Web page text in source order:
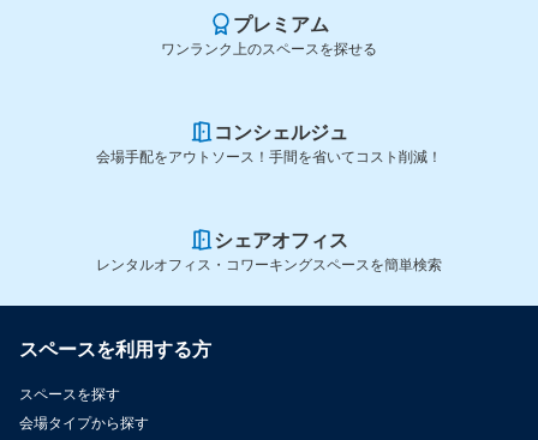
プレミアム
ワンランク上のスペースを探せる
コンシェルジュ
会場手配をアウトソース！手間を省いてコスト削減！
シェアオフィス
レンタルオフィス・コワーキングスペースを簡単検索
スペースを利用する方
スペースを探す
会場タイプから探す